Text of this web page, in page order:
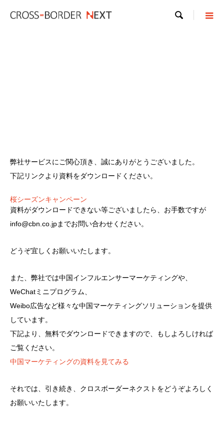

弊社サービスにご関心頂き、誠にありがとうございました。
下記リンクより資料をダウンロードください。
桜シーズンキャンペーン
資料がダウンロードできない等ございましたら、お手数ですが
info@cbn.co.jpまでお問い合わせください。
どうぞ宜しくお願いいたします。
また、弊社では中国インフルエンサーマーケティングや、
WeChatミニプログラム、
Weibo広告など様々な中国マーケティングソリューションを提供
しています。
下記より、無料でダウンロードできますので、もしよろしければ
ご覧ください。
中国マーケティングの資料を見てみる
それでは、引き続き、クロスボーダーネクストをどうぞよろしく
お願いいたします。